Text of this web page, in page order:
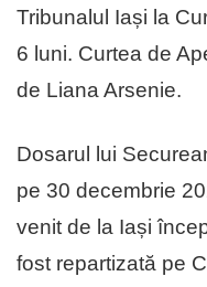
Tribunalul Iași la
6 luni. Curtea de
de Liana Arsenie.
Dosarul lui
pe 30 decembrie
venit de la Iași
fost repartizată pe